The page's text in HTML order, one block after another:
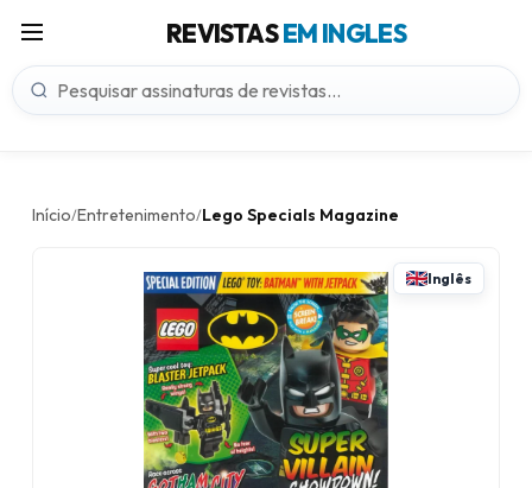
REVISTASEM INGLES
Início/Entretenimento/Lego Specials Magazine
Inglês